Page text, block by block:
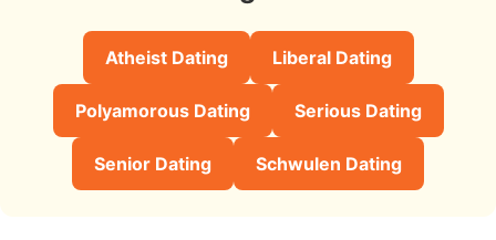
Atheist Dating Liberal Dating
Polyamorous Dating Serious Dating
Senior Dating Schwulen Dating